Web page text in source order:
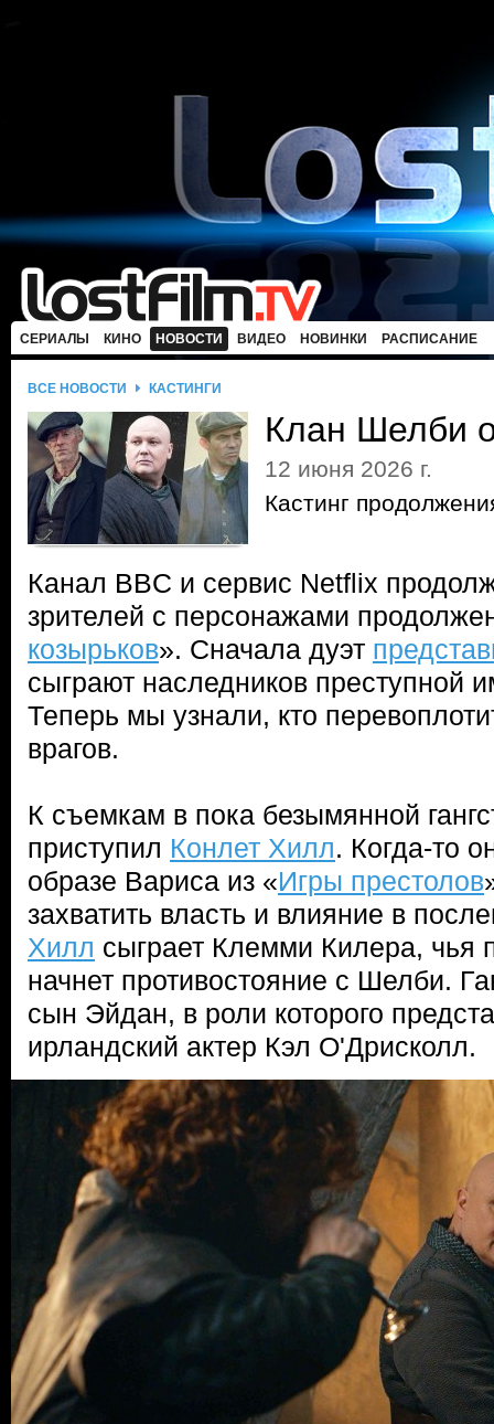
СЕРИАЛЫ КИНО НОВОСТИ ВИДЕО НОВИНКИ РАСПИСАНИЕ
ВСЕ НОВОСТИ КАСТИНГИ
Клан Шелби
12 июня 2026 г.
Кастинг
Канал BBC и сервис Netflix
зрителей с персонажами
козырьков». Сначала дуэт
сыграют наследников преступной
Теперь мы узнали, кто
врагов.
К съемкам в пока безымянной
приступил Конлет Хилл. Когда-то
образе Вариса из «Игры престолов
захватить власть и влияние в
Хилл сыграет Клемми Килера, чья
начнет противостояние с Шелби.
сын Эйдан, в роли которого
ирландский актер Кэл О'Дрисколл.